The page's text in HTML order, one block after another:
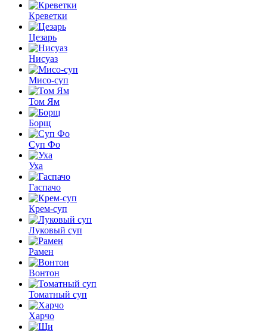
Креветки
Цезарь
Нисуаз
Мисо-суп
Том Ям
Борщ
Суп Фо
Уха
Гаспачо
Крем-суп
Луковый суп
Рамен
Вонтон
Томатный суп
Харчо